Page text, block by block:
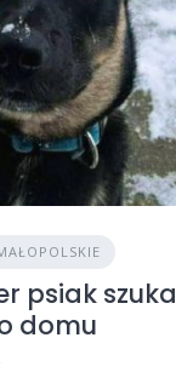
psiak szuka
domu